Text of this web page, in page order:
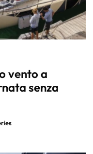
vento a
senza